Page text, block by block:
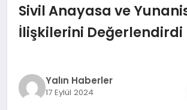
YAŞAM
TEKNOLOJİ
Sivil Anayasa ve
İlişkilerini Değerlendirdi
Yalın Haberler
17 Eylül 2024